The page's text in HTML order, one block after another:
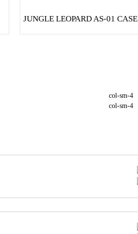
JUNGLE LEOPARD AS-01 CASE
col-sm-4
col-sm-4